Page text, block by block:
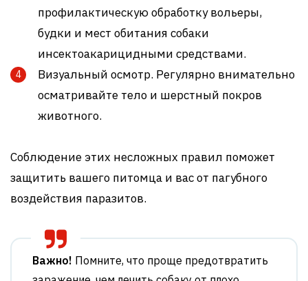
профилактическую обработку вольеры,
будки и мест обитания собаки
инсектоакарицидными средствами.
Визуальный осмотр. Регулярно внимательно
осматривайте тело и шерстный покров
животного.
Соблюдение этих несложных правил поможет
защитить вашего питомца и вас от пагубного
воздействия паразитов.
Важно! Помните, что проще предотвратить